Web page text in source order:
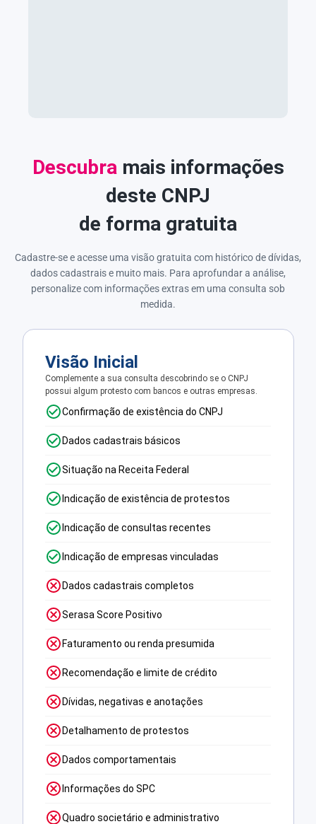
Descubramais informações
deste CNPJ
de forma gratuita
Cadastre-se e acesse uma visão gratuita com histórico de dívidas,
dados cadastrais e muito mais. Para aprofundar a análise,
personalize com informações extras em uma consulta sob
medida.
Visão Inicial
Complemente a sua consulta descobrindo se o CNPJ
possui algum protesto com bancos e outras empresas.
Confirmação de existência do CNPJ
Dados cadastrais básicos
Situação na Receita Federal
Indicação de existência de protestos
Indicação de consultas recentes
Indicação de empresas vinculadas
Dados cadastrais completos
Serasa Score Positivo
Faturamento ou renda presumida
Recomendação e limite de crédito
Dívidas, negativas e anotações
Detalhamento de protestos
Dados comportamentais
Informações do SPC
Quadro societário e administrativo